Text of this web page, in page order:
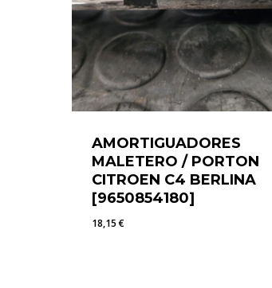
AMORTIGUADORES
MALETERO / PORTON
CITROEN C4 BERLINA
[9650854180]
18,15€